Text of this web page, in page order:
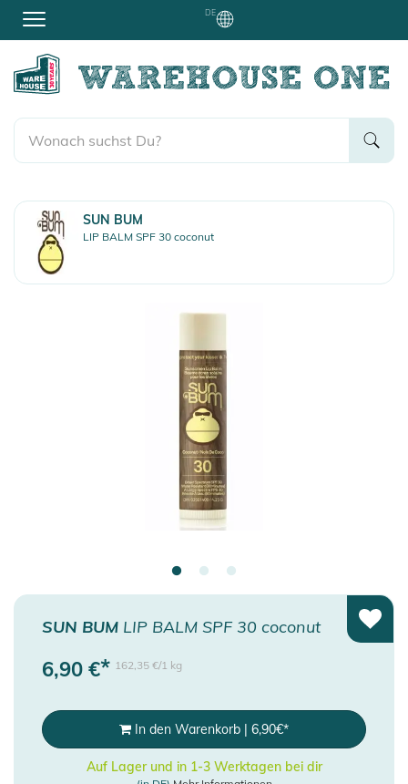
DE
SUN BUM
LIP BALM SPF 30 coconut
SUN BUM LIP BALM SPF 30 coconut
6,90 €* 162,35 €/1 kg
In den Warenkorb | 6,90€*
Auf Lager und in 1-3 Werktagen bei dir